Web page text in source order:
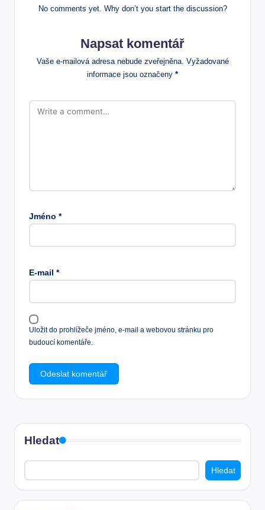
No comments yet. Why don’t you start the discussion?
Napsat komentář
Vaše e-mailová adresa nebude zveřejněna. Vyžadované
informace jsou označeny *
Jméno *
E-mail *
Uložit do prohlížeče jméno, e-mail a webovou stránku pro
budoucí komentáře.
Hledat
Hledat